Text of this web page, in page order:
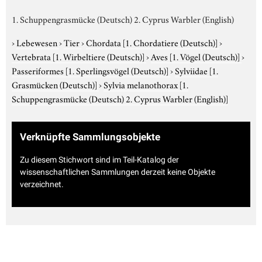
1. Schuppengrasmücke (Deutsch) 2. Cyprus Warbler (English)
›Lebewesen›Tier›Chordata [1. Chordatiere (Deutsch)]›
Vertebrata [1. Wirbeltiere (Deutsch)]›Aves [1. Vögel (Deutsch)]›
Passeriformes [1. Sperlingsvögel (Deutsch)]›Sylviidae [1.
Grasmücken (Deutsch)]›Sylvia melanothorax[1.
Schuppengrasmücke (Deutsch) 2. Cyprus Warbler (English)]
Verknüpfte Sammlungsobjekte
Zu diesem Stichwort sind im Teil-Katalog der
wissenschaftlichen Sammlungen derzeit keine Objekte
verzeichnet.